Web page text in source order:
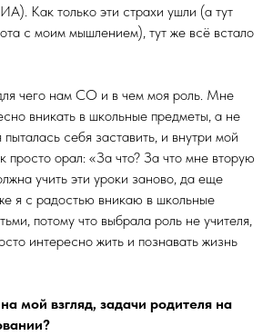
Как только эти страхи ушли (а тут
с моим мышлением), тут же всё встало
чего нам СО и в чем моя роль. Мне
вникать в школьные предметы, а не
себя заставить, и внутри мой
просто орал: «За что? За что мне вторую
учить эти уроки заново, да еще
я с радостью вникаю в школьные
потому что выбрала роль не учителя,
интересно жить и познавать жизнь
мой взгляд, задачи родителя на